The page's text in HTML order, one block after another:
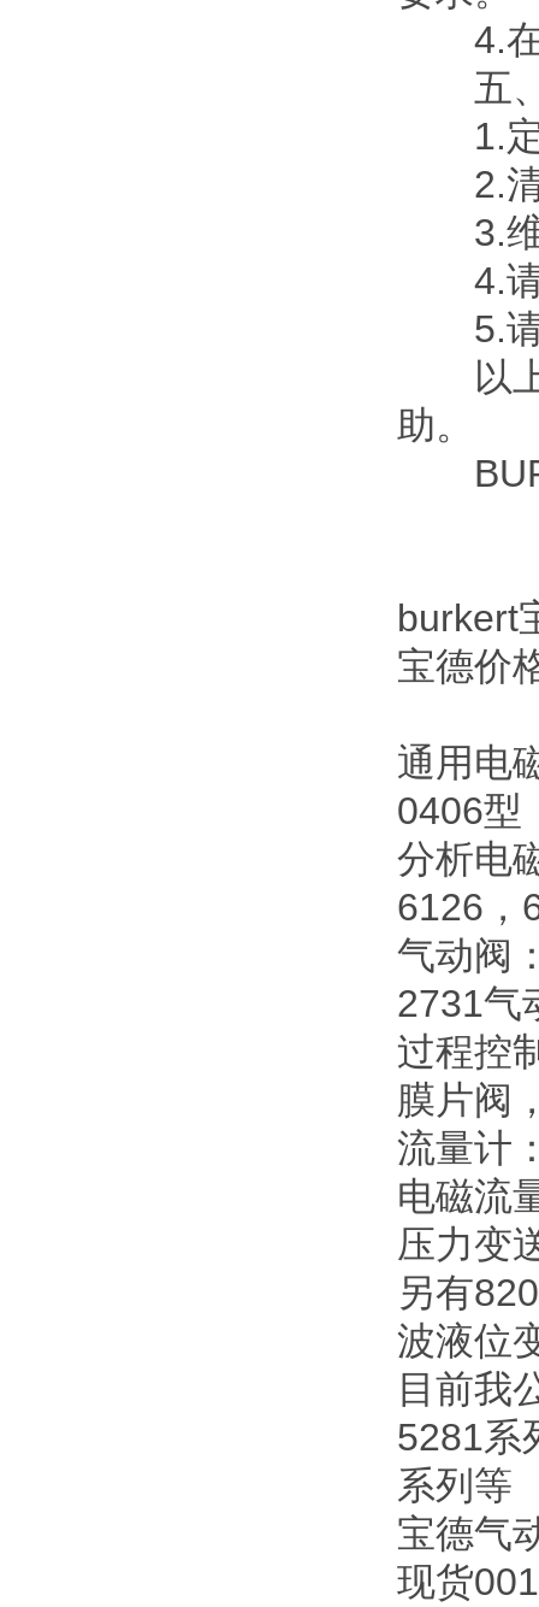
4.在
五、
1.定
2.清
3.维
4.请
5.请
以上
助。
burkert
宝德价
通用电
0406型
分析电
6126，
气动阀
2731气
过程控
膜片阀
流量计
电磁流
压力变
另有
波液位
目前我
5281系
系列等
宝德气
现货